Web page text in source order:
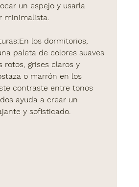
un espejo y usarla
minimalista.
:En los dormitorios,
paleta de colores suaves
rotos, grises claros y
o marrón en los
contraste entre tonos
ayuda a crear un
y sofisticado.